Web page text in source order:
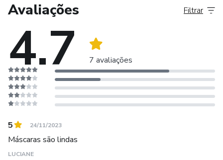
Avaliações
4.7 7 avaliações
Filtrar
5 24/11/2023
Máscaras são lindas
LUCIANE